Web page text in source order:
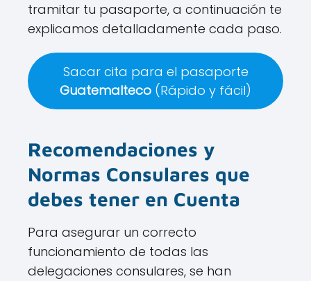
tramitar tu pasaporte, a continuación te
explicamos detalladamente cada paso.
Sacar cita para el pasaporte
Guatemalteco (Rápido y fácil)
Recomendaciones y
Normas Consulares que
debes tener en Cuenta
Para asegurar un correcto
funcionamiento de todas las
delegaciones consulares, se han